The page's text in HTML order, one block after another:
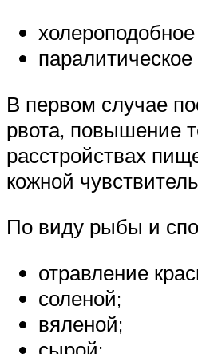
В первом случае
рвота, повышение
расстройствах
кожной
По виду рыбы и
отравление
соленой;
вяленой;